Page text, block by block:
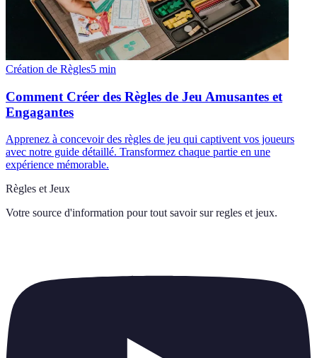
Création de Règles5 min
Comment Créer des Règles de Jeu Amusantes et
Engagantes
Apprenez à concevoir des règles de jeu qui captivent vos joueurs
avec notre guide détaillé. Transformez chaque partie en une
expérience mémorable.
Règles et Jeux
Votre source d'information pour tout savoir sur regles et jeux.